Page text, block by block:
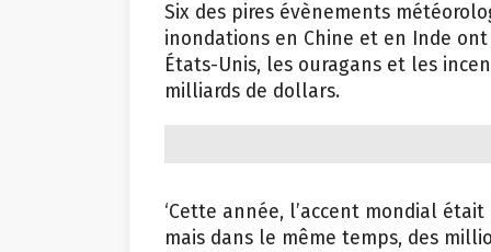
Six des pires évènements
inondations en Chine et en Inde
États-Unis, les ouragans et les
milliards de dollars.
‘Cette année, l’accent mondial
mais dans le même temps, des